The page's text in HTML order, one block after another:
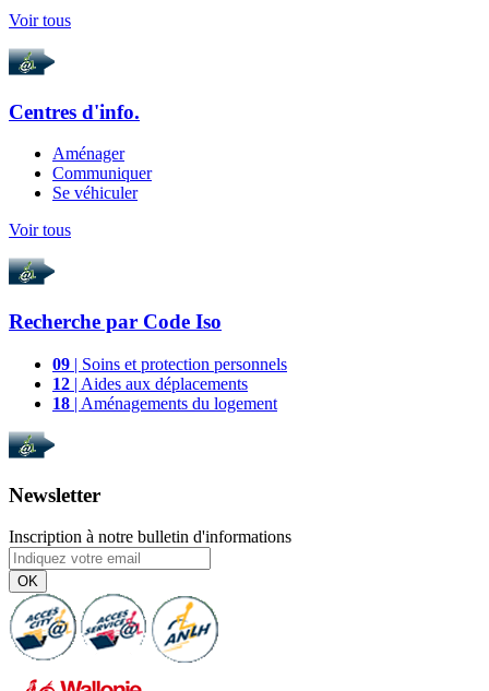
Voir tous
Centres d'info.
Aménager
Communiquer
Se véhiculer
Voir tous
Recherche par Code Iso
09 | Soins et protection personnels
12 | Aides aux déplacements
18 | Aménagements du logement
Newsletter
Inscription à notre bulletin d'informations
OK